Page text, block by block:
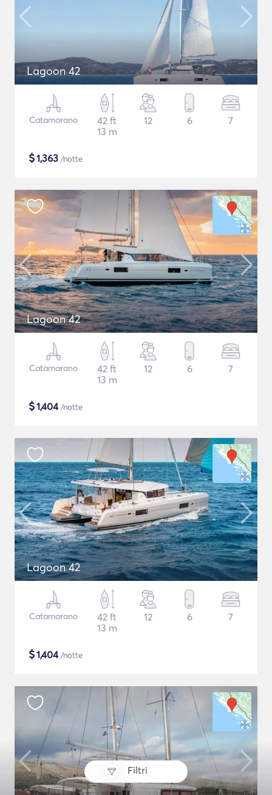
Filtri
Lagoon 42
Catamarano
42 ft
13 m
12 6 7
$1,363 /notte
Lagoon 42
Catamarano
42 ft
13 m
12 6 7
$1,404/notte
Lagoon 42
Catamarano
42 ft
13 m
12 6 7
$1,404/notte